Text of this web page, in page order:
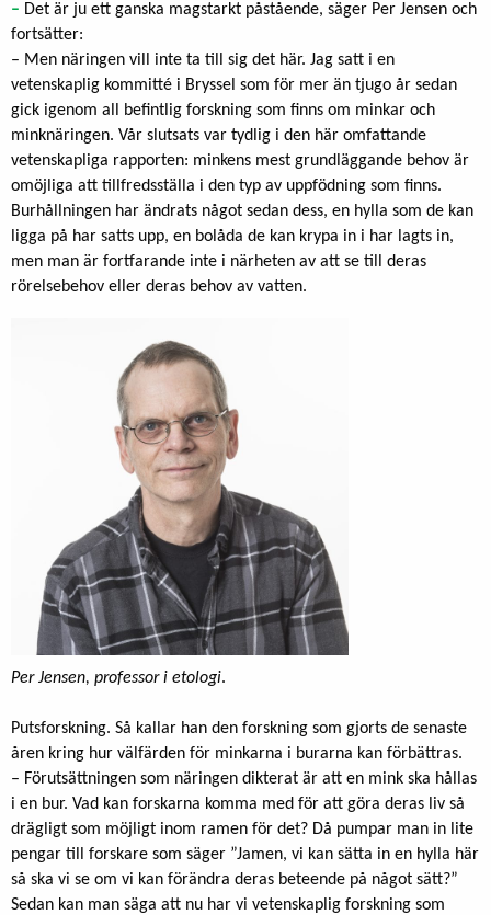
– Det är ju ett ganska magstarkt påstående, säger Per Jensen och
fortsätter:
– Men näringen vill inte ta till sig det här. Jag satt i en
vetenskaplig kommitté i Bryssel som för mer än tjugo år sedan
gick igenom all befintlig forskning som finns om minkar och
minknäringen. Vår slutsats var tydlig i den här omfattande
vetenskapliga rapporten: minkens mest grundläggande behov är
omöjliga att tillfredsställa i den typ av uppfödning som finns.
Burhållningen har ändrats något sedan dess, en hylla som de kan
ligga på har satts upp, en bolåda de kan krypa in i har lagts in,
men man är fortfarande inte i närheten av att se till deras
rörelsebehov eller deras behov av vatten.
Per Jensen, professor i etologi.
Putsforskning. Så kallar han den forskning som gjorts de senaste
åren kring hur välfärden för minkarna i burarna kan förbättras.
– Förutsättningen som näringen dikterat är att en mink ska hållas
i en bur. Vad kan forskarna komma med för att göra deras liv så
drägligt som möjligt inom ramen för det? Då pumpar man in lite
pengar till forskare som säger ”Jamen, vi kan sätta in en hylla här
så ska vi se om vi kan förändra deras beteende på något sätt?”
Sedan kan man säga att nu har vi vetenskaplig forskning som